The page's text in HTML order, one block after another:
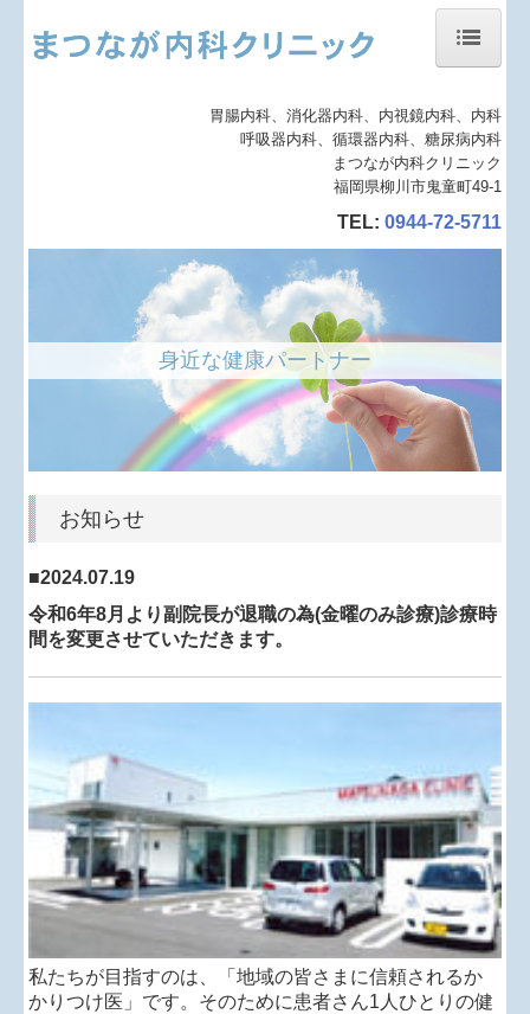
施設・設備
地図、交通案内
個人情報保護方針
胃腸内科、消化器内科、内視鏡内科、内科
呼吸器内科、循環器内科、糖尿病内科
まつなが内科クリニック
福岡県柳川市鬼童町49-1
TEL: 0944-72-5711
身近な健康パートナー
お知らせ
■2024.07.19
令和6年8月より副院長が退職の為(金曜のみ診療)診療時
間を変更させていただきます。
私たちが目指すのは、「地域の皆さまに信頼されるか
かりつけ医」です。そのために患者さん1人ひとりの健